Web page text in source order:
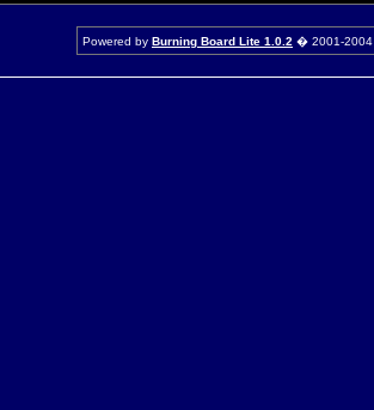
Powered by Burning Board Lite 1.0.2 � 2001-2004